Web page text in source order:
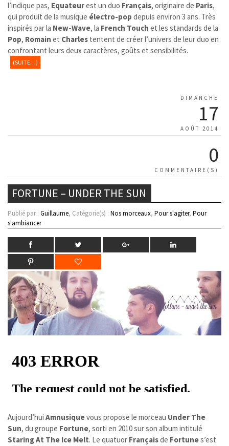
l’indique pas, Equateurest un duo Français, originaire de Paris,
qui produit de la musique électro-pop depuis environ 3 ans. Très
inspirés par la New-Wave, la French Touch et les standards de la
Pop, Romain et Charles tentent de créer l’univers de leur duo en
confrontant leurs deux caractères, goûts et sensibilités.
(SUITE…)
DIMANCHE
17
AOÛT 2014
0
COMMENTAIRE(S)
FORTUNE – UNDER THE SUN
Publié par : Guillaume, Catégorie(s) : Nos morceaux, Pour s'agiter, Pour
s'ambiancer
Aujourd’hui Amnusiquevous propose le morceau Under The
Sun, du groupe Fortune, sorti en 2010 sur son album intitulé
Staring At The Ice Melt. Le quatuor Françaisde Fortunes’est